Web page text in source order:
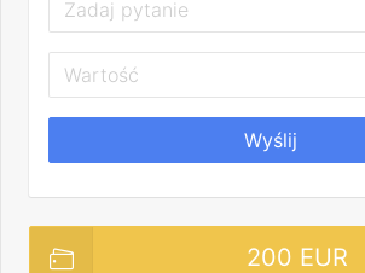
Wyślij
200 EUR